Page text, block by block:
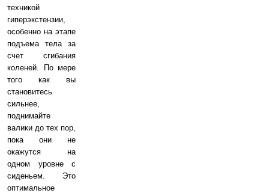
техникой
гиперэкстензии,
особенно на этапе
подъема тела за
счет сгибания
коленей. По мере
того как вы
становитесь
сильнее,
поднимайте
валики до тех пор,
пока они не
окажутся на
одном уровне с
сиденьем. Это
оптимальное